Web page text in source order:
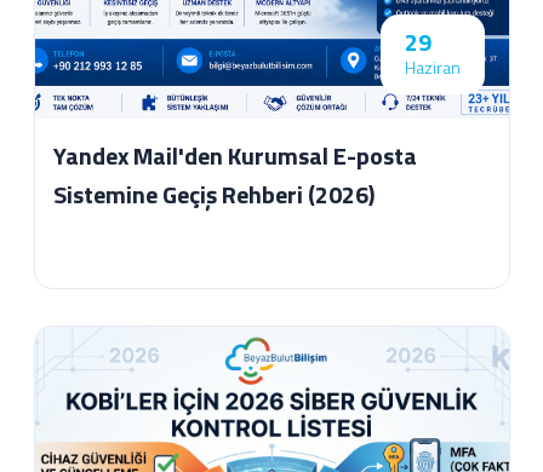
29
Haziran
Yandex Mail'den Kurumsal E-posta
Sistemine Geçiş Rehberi (2026)